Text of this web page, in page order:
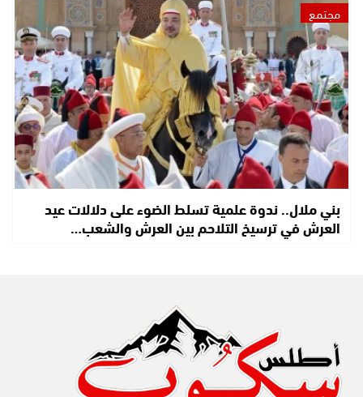
مجتمع
بني ملال.. ندوة علمية تسلط الضوء على دلالات عيد
العرش في ترسيخ التلاحم بين العرش والشعب…